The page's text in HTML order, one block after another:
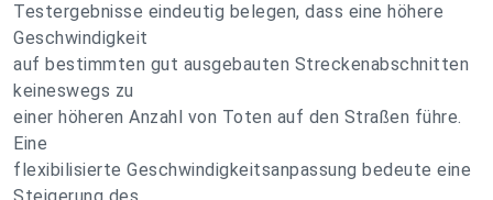
Testergebnisse eindeutig belegen, dass eine höhere
Geschwindigkeit
auf bestimmten gut ausgebauten Streckenabschnitten
keineswegs zu
einer höheren Anzahl von Toten auf den Straßen führe.
Eine
flexibilisierte Geschwindigkeitsanpassung bedeute eine